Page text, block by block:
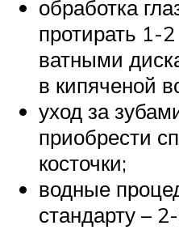
обработка
протирать 1-
ватными
в кипяченой
уход за
приобрести
косточки;
водные
стандарту –